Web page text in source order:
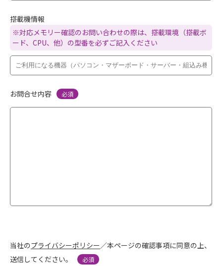
搭載機情報
※対応メモリー確認のお問い合わせの際は、搭載環境（搭載ボ
ード、CPU、他）の型番を必ずご記入ください
お問合せ内容 必須
当社のプライバシーポリシー／本ページの確認事項に同意の上、
送信してください。
必須